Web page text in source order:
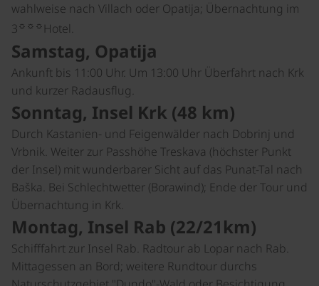
wahlweise nach Villach oder Opatija; Übernachtung im
3☼☼☼ Hotel.
Samstag, Opatija
Ankunft bis 11:00 Uhr. Um 13:00 Uhr Überfahrt nach Krk
und kurzer Radausflug.
Sonntag, Insel Krk (48 km)
Durch Kastanien- und Feigenwälder nach Dobrinj und
Vrbnik. Weiter zur Passhöhe Treskava (höchster Punkt
der Insel) mit wunderbarer Sicht auf das Punat-Tal nach
Baška. Bei Schlechtwetter (Borawind); Ende der Tour und
Übernachtung in Krk.
Montag, Insel Rab (22/21km)
Schifffahrt zur Insel Rab. Radtour ab Lopar nach Rab.
Mittagessen an Bord; weitere Rundtour durchs